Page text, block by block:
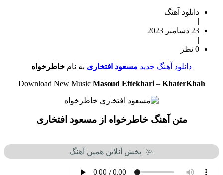
دانلود آهنگ
23 دسامبر 2023
دانلود آهنگ جدید مسعود افتخاریبه نام خاطرخواه
Download New MusicMasoud Eftekhari–KhaterKhah
متن آهنگ خاطرخواه از مسعود افتخاری
پخش آنلاین همین آهنگ